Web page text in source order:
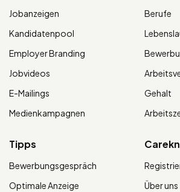
Jobanzeigen
Kandidatenpool
Employer Branding
Jobvideos
E-Mailings
Medienkampagnen
Berufe
Gehalt
Tipps
Bewerbungsgespräch
Optimale Anzeige
Über uns